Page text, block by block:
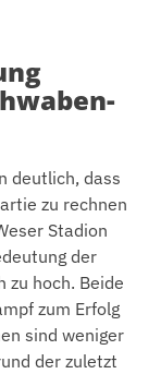
deutlich, dass
zu rechnen
Stadion
der
zu hoch. Beide
zum Erfolg
sind weniger
der zuletzt